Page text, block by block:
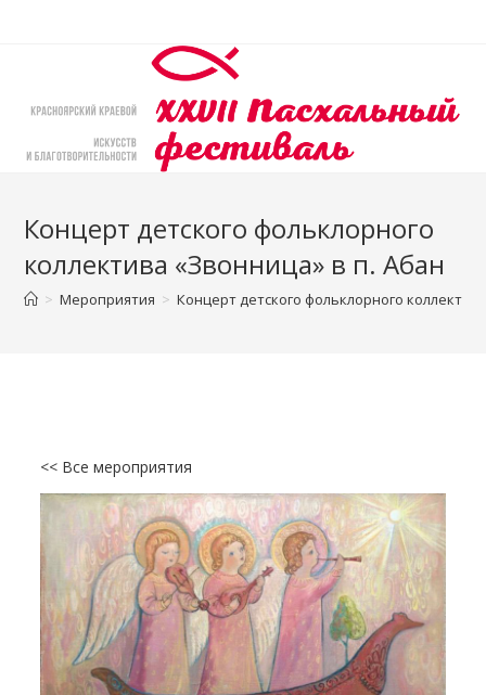
Концерт детского фольклорного
коллектива «Звонница» в п. Абан
> Мероприятия > Концерт детского фольклорного
<< Все мероприятия